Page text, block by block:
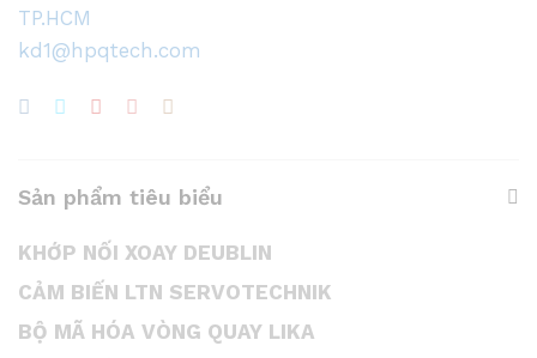
TP.HCM
kd1@hpqtech.com
Sản phẩm tiêu biểu
KHỚP NỐI XOAY DEUBLIN
CẢM BIẾN LTN SERVOTECHNIK
BỘ MÃ HÓA VÒNG QUAY LIKA